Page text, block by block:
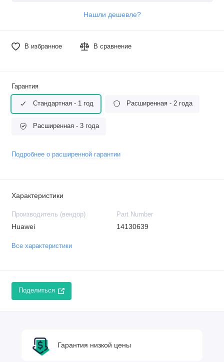
Нашли дешевле?
В избранное В сравнение
Гарантия
Стандартная - 1 год Расширенная - 2 года
Расширенная - 3 года
Подробнее о расширенной гарантии
Характеристики
Производитель (вендор)
Huawei
Part Number
14130639
Все характеристики
Поделиться
Гарантия низкой цены